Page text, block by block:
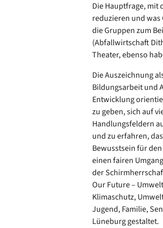
Die Hauptfrage, mit
reduzieren und was
die Gruppen zum
(Abfallwirtschaft
Theater, ebenso
Die Auszeichnung
Bildungsarbeit und
Entwicklung
zu geben, sich auf
Handlungsfeldern
und zu erfahren,
Bewusstsein für
einen fairen
der
Our Future –
Klimaschutz,
Jugend, Familie,
Lüneburg gestaltet.